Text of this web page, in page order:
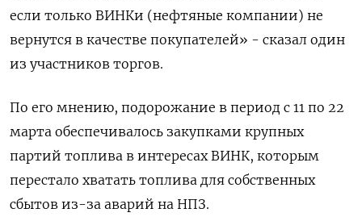
если только ВИНКи (нефтяные компании) не
вернутся в качестве покупателей» - сказал один
из участников торгов.
По его мнению, подорожание в период с 11 по 22
марта обеспечивалось закупками крупных
партий топлива в интересах ВИНК, которым
перестало хватать топлива для собственных
сбытов из-за аварий на НПЗ.